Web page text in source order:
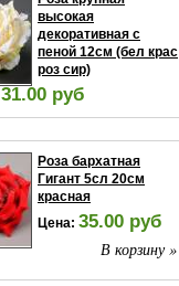
высокая
декоративная с
пеной 12см (бел крас
роз сир)
31.00 руб
В корзину »
Роза бархатная
Гигант 5сл 20см
красная
Цена: 35.00 руб
В корзину »